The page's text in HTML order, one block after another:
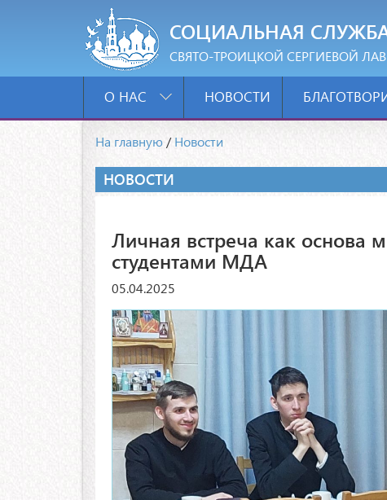
СОЦИАЛЬНАЯ
СВЯТО-ТРОИЦКОЙ СЕРГИЕВОЙ
О НАС НОВОСТИ
На главную /Новости
НОВОСТИ
Личная встреча как основа
студентами МДА
05.04.2025